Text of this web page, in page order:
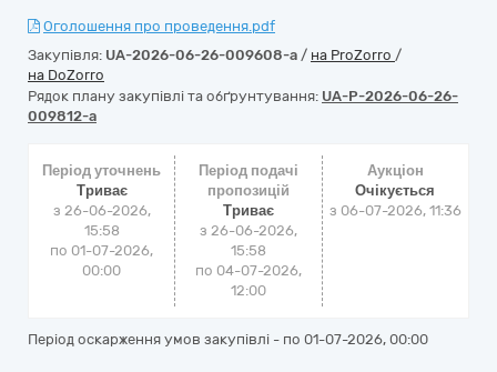
Оголошення про проведення.pdf
Закупівля: UA-2026-06-26-009608-a / на ProZorro /
на DoZorro
Рядок плану закупівлі та обґрунтування: UA-P-2026-06-26-
009812-a
Період уточнень
Триває
з 26-06-2026,
15:58
по 01-07-2026,
00:00
Період подачі
пропозицій
Триває
з 26-06-2026,
15:58
по 04-07-2026,
12:00
Аукціон
Очікується
з 06-07-2026, 11:36
Період оскарження умов закупівлі - по 01-07-2026, 00:00